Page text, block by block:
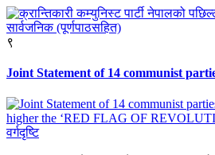
९
Joint Statement of 14 communist
वर्गदृष्टि